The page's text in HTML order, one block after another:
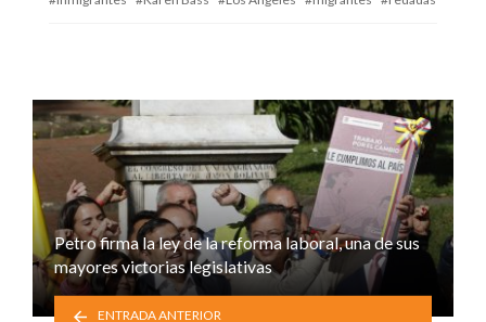
Petro firma la ley de la reforma laboral, una de sus
mayores victorias legislativas
ENTRADA ANTERIOR